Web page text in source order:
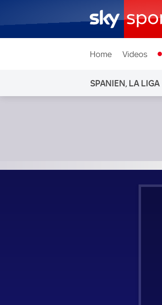
Home Videos
SPANIEN, LA LIGA